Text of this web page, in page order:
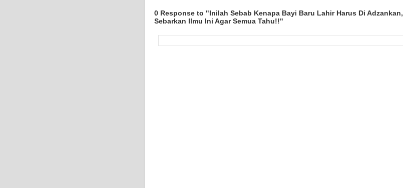
0 Response to "Inilah Sebab Kenapa Bayi Baru Lahir Harus Di Adzankan,
Sebarkan Ilmu Ini Agar Semua Tahu!!"